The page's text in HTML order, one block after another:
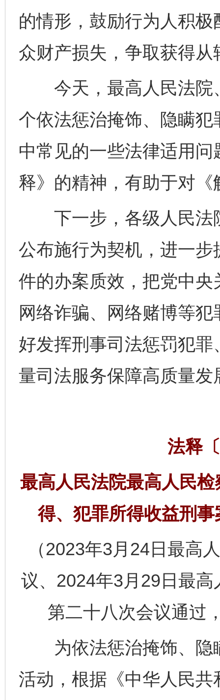
的情形，鼓励行为人积
众财产损失，争取获得从
今天，最高人民法院
个依法惩治掩饰、隐瞒
中常见的一些法律适用
释》的精神，有助于对
下一步，各级人民法
公布施行为契机，进一
件的办案质效，把党中
网络诈骗、网络赌博等
好发挥刑事司法惩罚犯
量司法服务保障高质量发
法释
最高人民法院最高人民
得、犯罪所得收益刑
（2023年3月24日最高
议、2024年3月29日最
第二十八次会议通过
为依法惩治掩饰、隐
活动，根据《中华人民